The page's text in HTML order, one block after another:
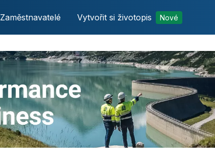
Zaměstnavatelé Vytvořit si životopis Nové